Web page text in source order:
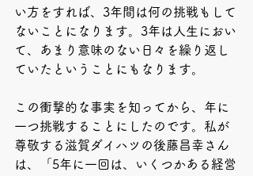
い方をすれば、3年間は何の挑戦もして
ないことになります。3年は人生におい
て、あまり意味のない日々を繰り返し
ていたということにもなります。
この衝撃的な事実を知ってから、年に
一つ挑戦することにしたのです。私が
尊敬する滋賀ダイハツの後藤昌幸さん
は、「5年に一回は、いくつかある経営